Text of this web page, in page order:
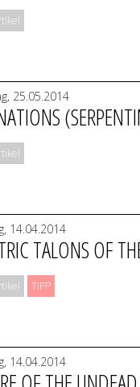
25.05.2014
14.04.2014
TALONS OF
TIPP
14.04.2014